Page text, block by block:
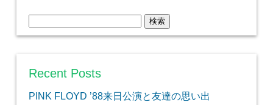
索:
Recent Posts
PINK FLOYD ’88来日公演と友達の思い出